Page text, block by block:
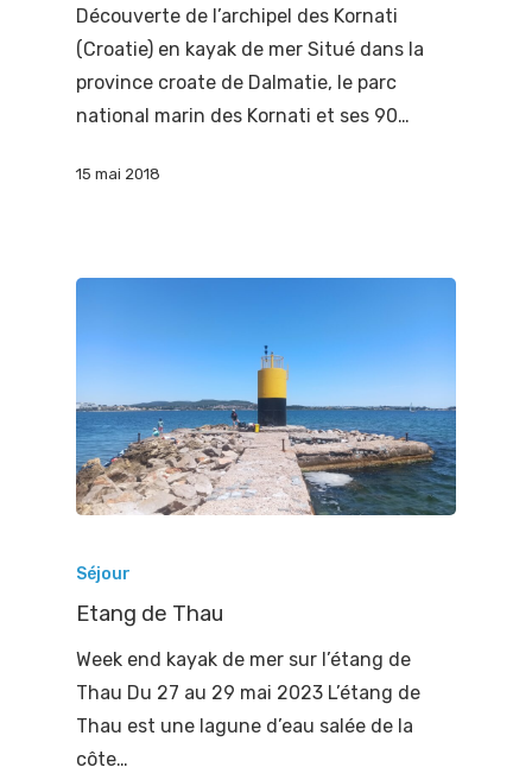
Découverte de l’archipel des Kornati
(Croatie) en kayak de mer Situé dans la
province croate de Dalmatie, le parc
national marin des Kornati et ses 90…
15 mai 2018
Séjour
Etang de Thau
Week end kayak de mer sur l’étang de
Thau Du 27 au 29 mai 2023 L’étang de
Thau est une lagune d’eau salée de la
côte…